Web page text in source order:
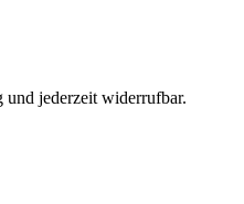
jederzeit widerrufbar.